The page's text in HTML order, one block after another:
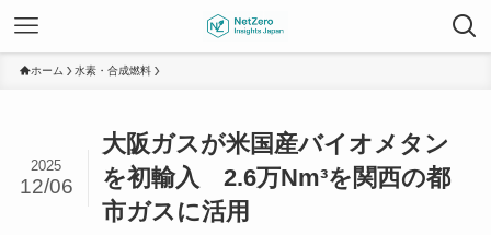
ホーム 水素・合成燃料
大阪ガスが米国産バイオメタン
を初輸入 2.6万Nm³を関西の都
市ガスに活用
2025
12/06